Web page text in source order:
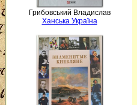
Грибовський Владислав
Ханська Україна